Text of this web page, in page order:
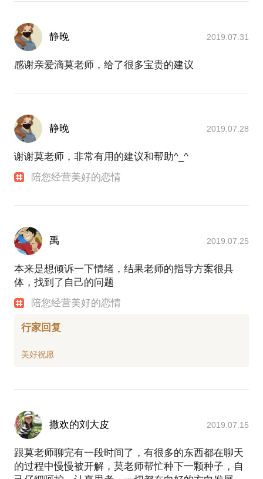
静晚 2019.07.31
感谢亲爱滴莫老师，给了很多宝贵的建议
静晚 2019.07.28
谢谢莫老师，非常有用的建议和帮助^_^
陪您经营美好的恋情
禹 2019.07.25
本来是想倾诉一下情绪，结果老师的指导方案很具
体，找到了自己的问题
陪您经营美好的恋情
行家回复
撒欢的刘大皮 2019.07.15
跟莫老师聊完有一段时间了，有很多的东西都在聊天
的过程中慢慢被开解，莫老师帮忙种下一颗种子，自